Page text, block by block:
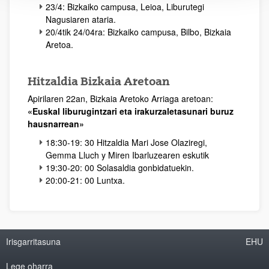
23/4: Bizkaiko campusa, Leioa, Liburutegi
Nagusiaren ataria.
20/4tik 24/04ra: Bizkaiko campusa, Bilbo, Bizkaia
Aretoa.
Hitzaldia Bizkaia Aretoan
Apirilaren 22an, Bizkaia Aretoko Arriaga aretoan:
«Euskal liburugintzari eta irakurzaletasunari buruz
hausnarrean»
18:30-19: 30 Hitzaldia Mari Jose Olaziregi,
Gemma Lluch y Miren Ibarluzearen eskutik
19:30-20: 00 Solasaldia gonbidatuekin.
20:00-21: 00 Luntxa.
Irisgarritasuna
Lege oharra
EHU